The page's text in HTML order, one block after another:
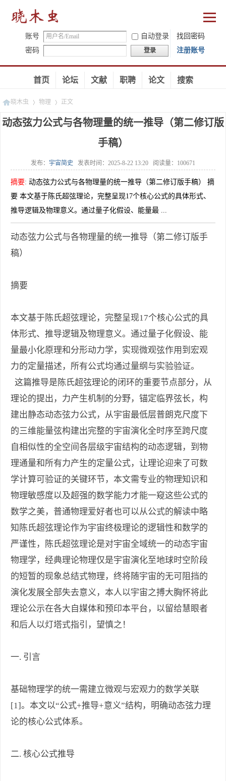
账号 自动登录
找回密码
密码
登录 注册账号
首页 论坛 文献 职聘 论文 搜索
晓木虫 物理 正文
动态弦力公式与各物理量的统一推导（第二修订版
手稿）
发布： 宇宙简史 发表时间： 2025-8-22 13:20 阅读量： 100671
摘要: 动态弦力公式与各物理量的统一推导（第二修订版手稿） 摘
要 本文基于陈氏超弦理论，完整呈现17个核心公式的具体形式、
推导逻辑及物理意义。通过量子化假设、能量最 ...
动态弦力公式与各物理量的统一推导（第二修订版手
稿）
摘要
本文基于陈氏超弦理论，完整呈现17个核心公式的具
体形式、推导逻辑及物理意义。通过量子化假设、能
量最小化原理和分形动力学，实现微观弦作用到宏观
力的定量描述，所有公式均通过量纲与实验验证。
这篇推导是陈氏超弦理论的闭环的重要节点部分，从
理论的提出，力产生机制的分野，锚定临界弦长，构
建出静态动态弦力公式，从宇宙最低层普朗克尺度下
的三维能量弦构建出完整的宇宙演化全时序至跨尺度
自相似性的全空间各层级宇宙结构的动态逻辑，到物
理通量和所有力产生的定量公式，让理论迎来了可数
学计算可验证的关键环节，本文需专业的物理知识和
物理敏感度以及超强的数学能力才能一窥这些公式的
数学之美，普通物理爱好者也可以从公式的解读中略
知陈氏超弦理论作为宇宙终极理论的逻辑性和数学的
严谨性，陈氏超弦理论是对宇宙全域统一的动态宇宙
物理学，经典理论物理仅是宇宙演化至地球时空阶段
的短暂的现象总结式物理，终将随宇宙的无可阻挡的
演化发展全部失去意义，本人以宇宙之搏大胸怀将此
理论公示在各大自媒体和预印本平台，以留给慧眼者
和后人以灯塔式指引，望慎之！
一. 引言
基础物理学的统一需建立微观与宏观力的数学关联
[1]。本文以“公式+推导+意义”结构，明确动态弦力理
论的核心公式体系。
二. 核心公式推导